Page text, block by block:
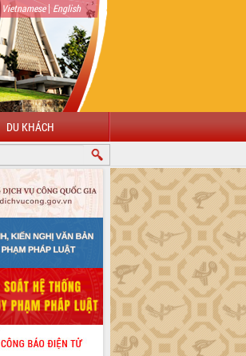
Vietnamese| English
DU KHÁCH